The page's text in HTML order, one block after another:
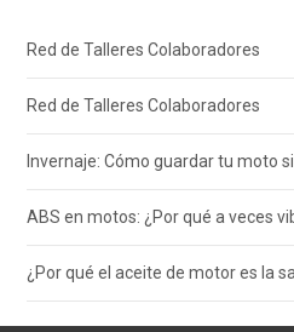
Red de Talleres Colaboradores
Red de Talleres Colaboradores
Invernaje: Cómo guardar tu moto
ABS en motos: ¿Por qué a veces
¿Por qué el aceite de motor es la